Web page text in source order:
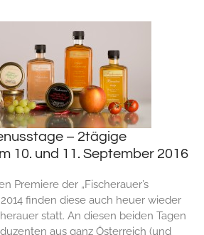
– 2tägige
10. und 11. September 2016
Premiere der „Fischerauer’s
finden diese auch heuer wieder
statt. An diesen beiden Tagen
aus ganz Österreich (und